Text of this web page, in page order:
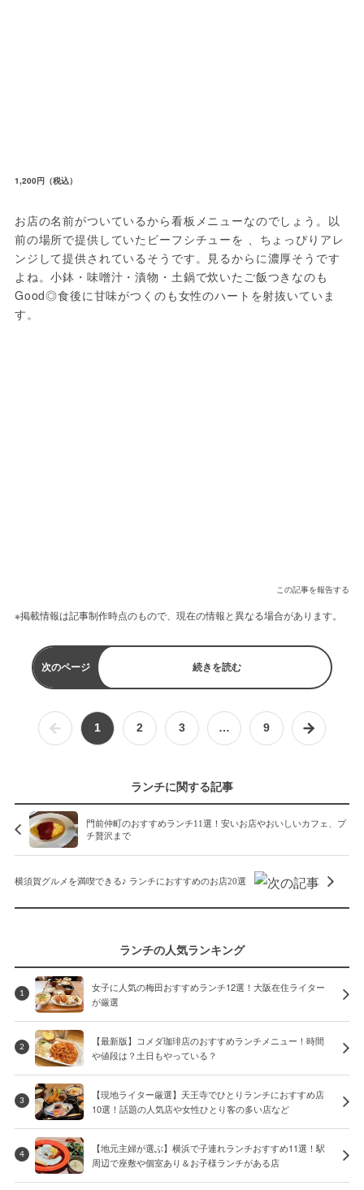
1,200円（税込）
お店の名前がついているから看板メニューなのでしょう。以
前の場所で提供していたビーフシチューを 、ちょっぴりアレ
ンジして提供されているそうです。見るからに濃厚そうです
よね。小鉢・味噌汁・漬物・土鍋で炊いたご飯つきなのも
Good◎食後に甘味がつくのも女性のハートを射抜いていま
す。
この記事を報告する
※掲載情報は記事制作時点のもので、現在の情報と異なる場合があります。
次のページ 続きを読む
1 2 3 … 9
ランチに関する記事
門前仲町のおすすめランチ11選！安いお店やおいしいカフェ、プ
チ贅沢まで
横須賀グルメを満喫できる♪ ランチにおすすめのお店20選
ランチの人気ランキング
1
女子に人気の梅田おすすめランチ12選！大阪在住ライター
が厳選
2
【最新版】コメダ珈琲店のおすすめランチメニュー！時間
や値段は？土日もやっている？
3
【現地ライター厳選】天王寺でひとりランチにおすすめ店
10選！話題の人気店や女性ひとり客の多い店など
4
【地元主婦が選ぶ】横浜で子連れランチおすすめ11選！駅
周辺で座敷や個室あり＆お子様ランチがある店